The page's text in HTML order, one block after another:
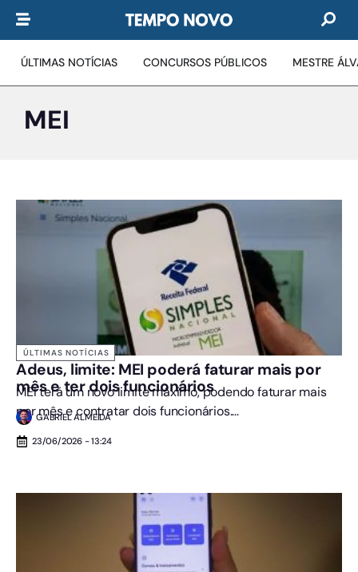
ÚLTIMAS NOTÍCIAS CONCURSOS PÚBLICOS MESTRE
MEI
ÚLTIMAS NOTÍCIAS
Adeus, limite: MEI poderá faturar mais por
mês e ter dois funcionários
MEI terá um novo limite máximo, podendo faturar mais
por mês e contratar dois funcionários....
GABRIEL ALMEIDA
23/06/2026 - 13:24